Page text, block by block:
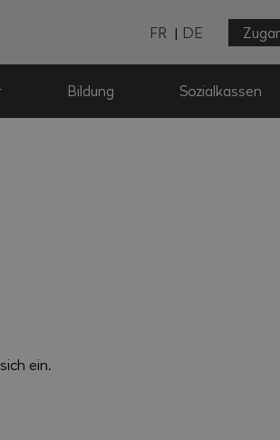
FR DE
Bildung Sozialkassen
ein.